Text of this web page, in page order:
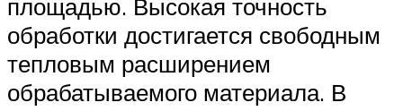
площадью. Высокая точность
обработки достигается свободным
тепловым расширением
обрабатываемого материала. В